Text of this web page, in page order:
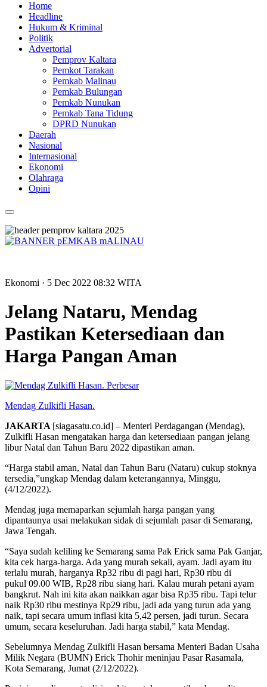
Home
Headline
Hukum & Kriminal
Politik
Advertorial
Pemprov Kaltara
Pemkot Tarakan
Pemkab Malinau
Pemkab Bulungan
Pemkab Nunukan
Pemkab Tana Tidung
DPRD Nunukan
Daerah
Nasional
Internasional
Ekonomi
Olahraga
Opini
Ekonomi · 5 Dec 2022 08:32 WITA
Jelang Nataru, Mendag
Pastikan Ketersediaan dan
Harga Pangan Aman
Perbesar
Mendag Zulkifli Hasan.
JAKARTA [siagasatu.co.id] – Menteri Perdagangan (Mendag),
Zulkifli Hasan mengatakan harga dan ketersediaan pangan jelang
libur Natal dan Tahun Baru 2022 dipastikan aman.
“Harga stabil aman, Natal dan Tahun Baru (Nataru) cukup stoknya
tersedia,”ungkap Mendag dalam keterangannya, Minggu,
(4/12/2022).
Mendag juga memaparkan sejumlah harga pangan yang
dipantaunya usai melakukan sidak di sejumlah pasar di Semarang,
Jawa Tengah.
“Saya sudah keliling ke Semarang sama Pak Erick sama Pak Ganjar,
kita cek harga-harga. Ada yang murah sekali, ayam. Jadi ayam itu
terlalu murah, harganya Rp32 ribu di pagi hari, Rp30 ribu di
pukul 09.00 WIB, Rp28 ribu siang hari. Kalau murah petani ayam
bangkrut. Nah ini kita akan naikkan agar bisa Rp35 ribu. Tapi telur
naik Rp30 ribu mestinya Rp29 ribu, jadi ada yang turun ada yang
naik, tapi secara umum inflasi kita 5,42 persen, jadi turun. Secara
umum, secara keseluruhan. Jadi harga stabil,” kata Mendag.
Sebelumnya Mendag Zulkifli Hasan bersama Menteri Badan Usaha
Milik Negara (BUMN) Erick Thohir meninjau Pasar Rasamala,
Kota Semarang, Jumat (2/12/2022).